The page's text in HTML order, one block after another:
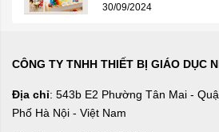
30/09/2024
CÔNG TY TNHH THIẾT BỊ GIÁO DỤC
Địa chỉ: 543b E2 Phường Tân Mai -
Phố Hà Nội - Việt Nam